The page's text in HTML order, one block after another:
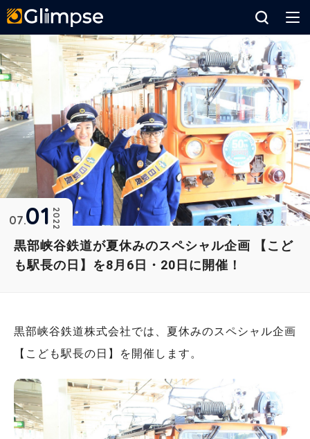
黒部峡谷鉄道が夏休みのスペシャル企画 【こど
も駅長の日】を8月6日・20日に開催！
2022
07 01
黒部峡谷鉄道株式会社では、夏休みのスペシャル企画
【こども駅長の日】を開催します。